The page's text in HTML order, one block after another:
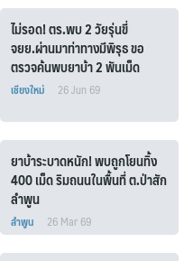
ไม่รอด! ตร.พบ 2 วัยรุ่นขี่
จยย.ผ่านมาท่าทางมีพิรุธ ขอ
ตรวจค้นพบยาบ้า 2 พันเม็ด
เชียงใหม่ 26 Jun 69
ยาบ้าระบาดหนัก! พบถูกโยนทิ้ง
400 เม็ด ริมถนนในพื้นที่ ต.ป่าสัก
ลำพูน
ลำพูน 26 Mar 69